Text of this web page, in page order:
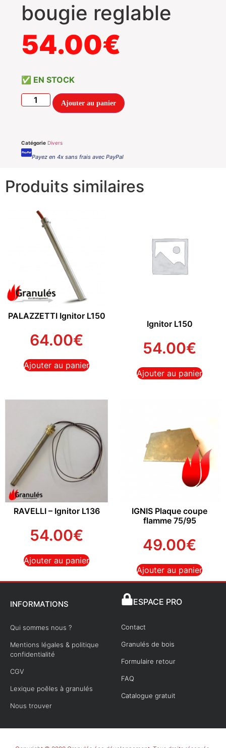
bougie reglable
54.00€
EN STOCK
Ajouter au panier
Catégorie Divers
Payez en 4x sans frais avec PayPal
Produits similaires
PALAZZETTI Ignitor L150
64.00€
Ajouter au panier
Ignitor L150
54.00€
Ajouter au panier
RAVELLI – Ignitor L136
54.00€
Ajouter au panier
IGNIS Plaque coupe
flamme 75/95
49.00€
Ajouter au panier
INFORMATIONS
Qui sommes nous ?
Mentions légales & politique
confidentialité
CGV
Lexique poêles à granulés
Nous trouver
ESPACE PRO
Contact
Granulés de bois
Formulaire retour
FAQ
Catalogue gratuit